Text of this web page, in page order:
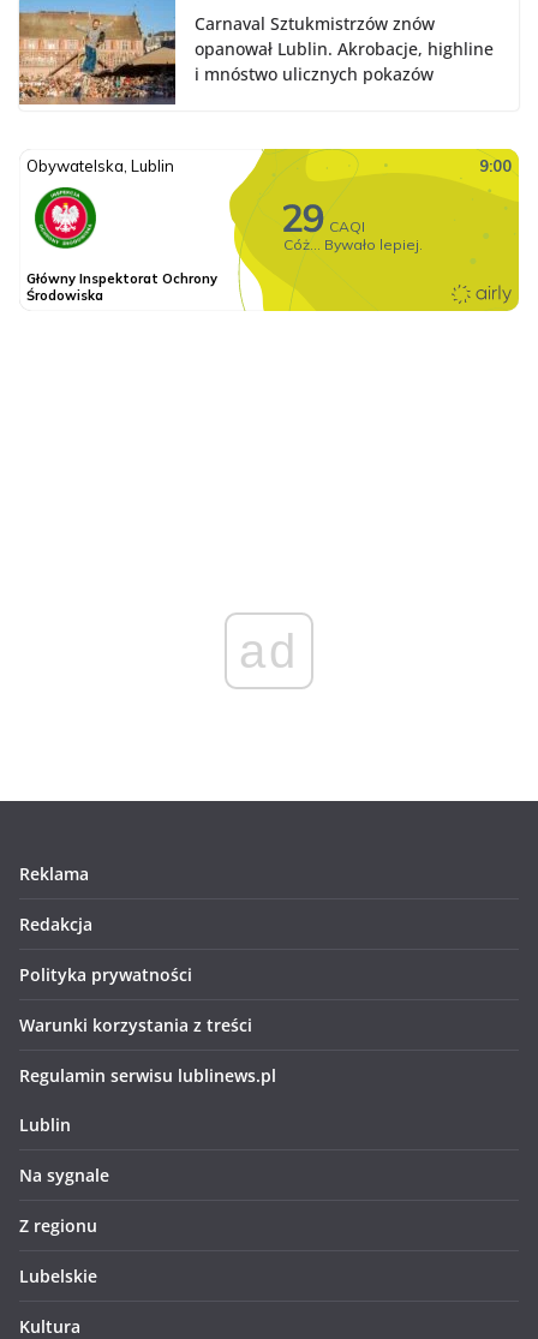
Carnaval Sztukmistrzów znów
opanował Lublin. Akrobacje, highline
i mnóstwo ulicznych pokazów
ad
Reklama
Redakcja
Polityka prywatności
Warunki korzystania z treści
Regulamin serwisu lublinews.pl
Lublin
Na sygnale
Z regionu
Lubelskie
Kultura